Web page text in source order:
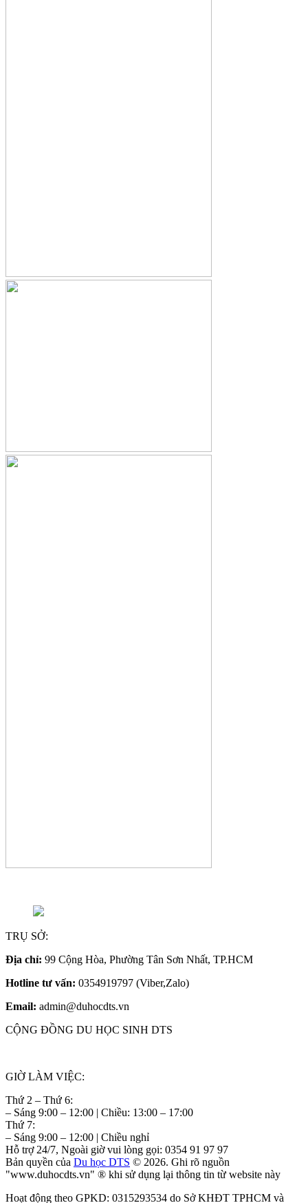
TRỤ SỞ:
Địa chỉ: 99 Cộng Hòa, Phường Tân Sơn Nhất, TP.HCM
Hotline tư vấn: 0354919797 (Viber,Zalo)
Email: admin@duhocdts.vn
CỘNG ĐỒNG DU HỌC SINH DTS
GIỜ LÀM VIỆC:
Thứ 2 – Thứ 6:
– Sáng 9:00 – 12:00 | Chiều: 13:00 – 17:00
Thứ 7:
– Sáng 9:00 – 12:00 | Chiều nghỉ
Hỗ trợ 24/7, Ngoài giờ vui lòng gọi: 0354 91 97 97
Bản quyền của Du học DTS © 2026. Ghi rõ nguồn
"www.duhocdts.vn" ® khi sử dụng lại thông tin từ website này
Hoạt động theo GPKD: 0315293534 do Sở KHĐT TPHCM và